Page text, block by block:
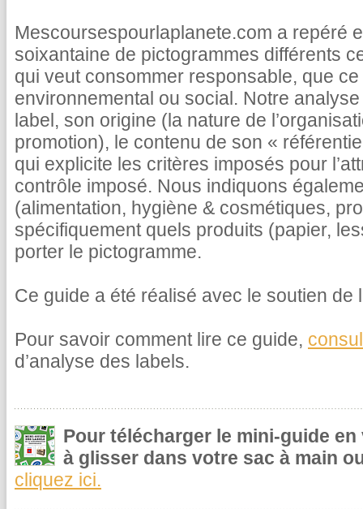
Mescoursespourlaplanete.com a repéré
soixantaine de pictogrammes différents
qui veut consommer responsable, que ce
environnemental ou social. Notre
label, son origine (la nature de
promotion), le contenu de son «
qui explicite les critères imposés pour
contrôle imposé. Nous indiquons
(alimentation, hygiène & cosmétiques,
spécifiquement quels produits (papier,
porter le pictogramme.
Ce guide a été réalisé avec le soutien de
Pour savoir comment lire ce guide,
d’analyse des labels.
Pour télécharger le mini-guide
à glisser dans votre sac à main
cliquez ici.